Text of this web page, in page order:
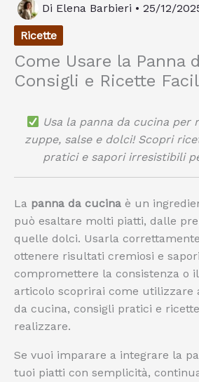
Di Elena Barbieri • 25/12/
Ricette
Come Usare la Panna
Consigli e Ricette
Usa la panna da cucina per
zuppe, salse e dolci! Scopri
pratici e sapori irresistibili
La panna da cucina è un
può esaltare molti piatti, dalle
quelle dolci. Usarla
ottenere risultati cremiosi e
compromettere la consistenza o
articolo scoprirai come utilizzare
da cucina, consigli pratici e
realizzare.
Se vuoi imparare a integrare la
tuoi piatti con semplicità,